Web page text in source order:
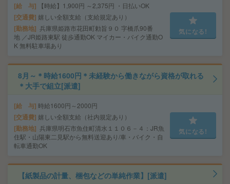
給 与 【時給】1,900円 ～2,375円 ・日払いOK
交通費 嬉しい全額支給（支給規定あり）
勤務地 兵庫県姫路市花田町勅旨９０ 字橋爪90番
地 ／JR姫路東駅 徒歩通勤OK マイカー・バイク通勤O
K 無料駐車場あり
気になる!
8月～＊時給1600円＊未経験から働きながら資格が取れる
＊大手で組立[派遣]
給 与 時給1600円～2000円
交通費 嬉しい全額支給（社内規定あり）
勤務地 兵庫県明石市魚住町清水１１０６－４：JR魚
住駅・山陽東二見駅から無料送迎あり/車・バイク・自
転車通勤OK
気になる!
【紙製品の計量、梱包などの単純作業】[派遣]